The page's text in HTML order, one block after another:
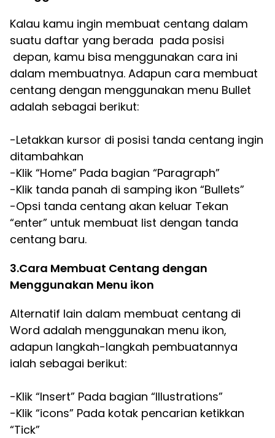
Kalau kamu ingin membuat centang dalam
suatu daftar yang berada pada posisi
depan, kamu bisa menggunakan cara ini
dalam membuatnya. Adapun cara membuat
centang dengan menggunakan menu Bullet
adalah sebagai berikut:
-Letakkan kursor di posisi tanda centang ingin
ditambahkan
-Klik “Home” Pada bagian “Paragraph”
-Klik tanda panah di samping ikon “Bullets”
-Opsi tanda centang akan keluar Tekan
“enter” untuk membuat list dengan tanda
centang baru.
3.Cara Membuat Centang dengan
Menggunakan Menu ikon
Alternatif lain dalam membuat centang di
Word adalah menggunakan menu ikon,
adapun langkah-langkah pembuatannya
ialah sebagai berikut:
-Klik “Insert” Pada bagian “Illustrations”
-Klik “icons” Pada kotak pencarian ketikkan
“Tick”